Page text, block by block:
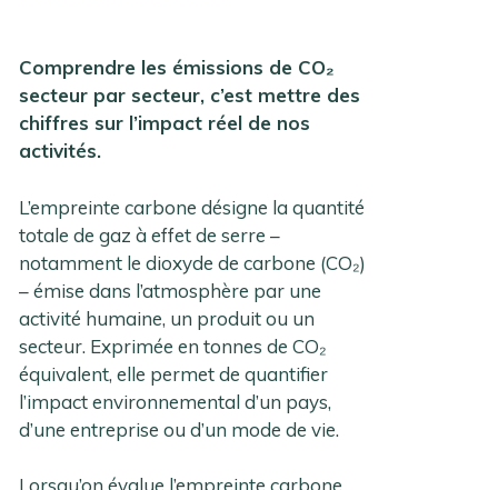
Comprendre les émissions de CO₂
secteur par secteur, c’est mettre des
chiffres sur l’impact réel de nos
activités.
L’empreinte carbone désigne la quantité
totale de gaz à effet de serre –
notamment le dioxyde de carbone (CO₂)
– émise dans l’atmosphère par une
activité humaine, un produit ou un
secteur. Exprimée en tonnes de CO₂
équivalent, elle permet de quantifier
l’impact environnemental d’un pays,
d’une entreprise ou d’un mode de vie.